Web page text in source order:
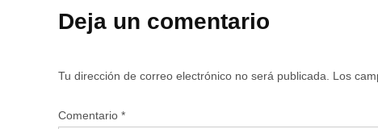
Deja un comentario
Tu dirección de correo electrónico no será publicada. Los
Comentario *